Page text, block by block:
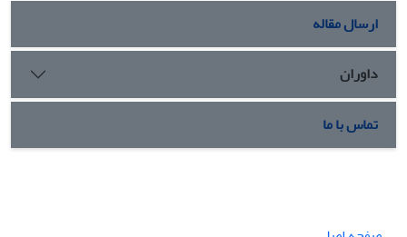
ارسال مقاله
داوران
تماس با ما